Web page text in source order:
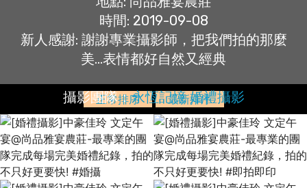
時間: 2019-09-08
新人感謝: 謝謝專業攝影師，把我們拍的那麼
美...表情都好自然又經典
攝影團隊：永恆記憶 婚禮攝影
正常排序 最新排序